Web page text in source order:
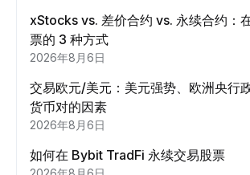
xStocks vs. 差价合约 vs. 永续合约：
票的 3 种方式
2026年8月6日
交易欧元/美元：美元强势、欧洲央行
货币对的因素
2026年8月6日
如何在 Bybit TradFi 永续交易股票